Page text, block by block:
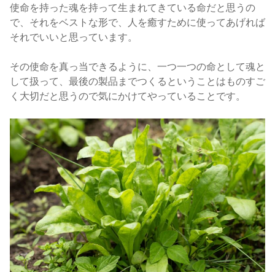
使命を持った魂を持って生まれてきている命だと思うの
で、それをベストな形で、人を癒すために使ってあげれば
それでいいと思っています。
その使命を真っ当できるように、一つ一つの命として魂と
して扱って、最後の製品までつくるということはものすご
く大切だと思うので気にかけてやっていることです。